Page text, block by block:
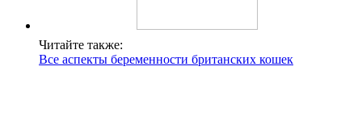
Читайте также:
Все аспекты беременности британских кошек